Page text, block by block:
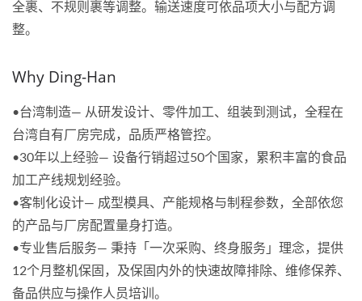
全裹、不规则裹等调整。输送速度可依品项大小与配方调
整。
Why Ding-Han
•台湾制造— 从研发设计、零件加工、组装到测试，全程在
台湾自有厂房完成，品质严格管控。
•30年以上经验— 设备行销超过50个国家，累积丰富的食品
加工产线规划经验。
•客制化设计— 成型模具、产能规格与制程参数，全部依您
的产品与厂房配置量身打造。
•专业售后服务— 秉持「一次采购、终身服务」理念，提供
12个月整机保固，及保固内外的快速故障排除、维修保养、
备品供应与操作人员培训。